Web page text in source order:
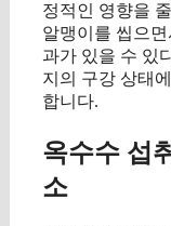
정적인 영향을
알맹이를 씹으
과가 있을 수 있
지의 구강 상태
합니다.
옥수수 섭
소